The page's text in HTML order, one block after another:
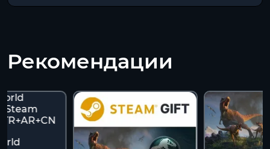
Рекомендации